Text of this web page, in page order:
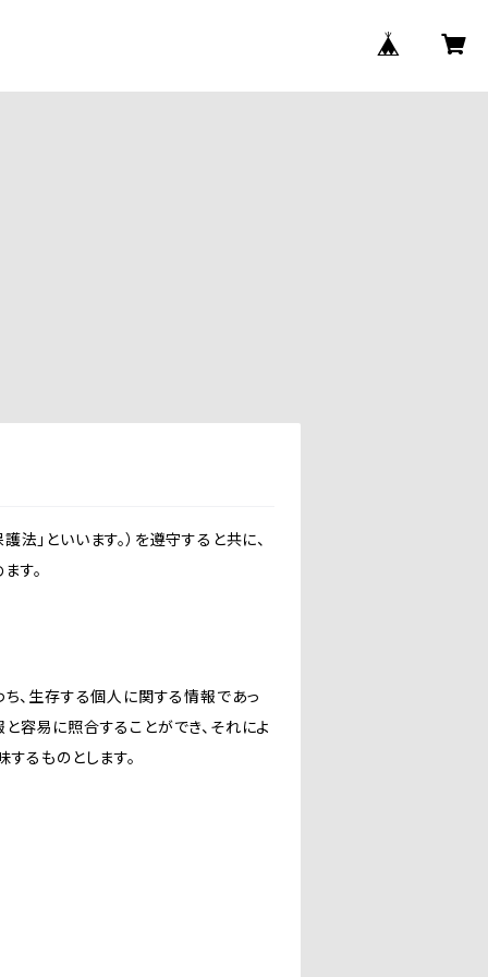
」といいます。）を遵守すると共に、
す。
、生存する個人に関する情報であっ
容易に照合することができ、それによ
るものとします。